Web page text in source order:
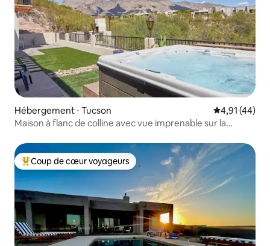
Hébergement ⋅ Tucson Évaluation
4,91 (44)
Maison à flanc de colline avec vue imprenable sur la
Coups de cœur voyageurs les plus appréciés
Coup de cœur voyageurs